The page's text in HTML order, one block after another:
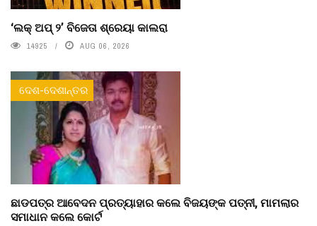
‘ଲକ୍ ଅପ୍ ୨’ ବିଜେତା ଶ୍ରେୟା କାଲରା
14925 AUG 06, 2026
ଦେଶ-ଦେଶାନ୍ତର
ଛାଡପତ୍ର ଆବେଦନ ପ୍ରତ୍ୟାହାର କଲେ ବିଜୟଙ୍କ ପତ୍ନୀ, ମାମଲାର
ସମାଧାନ କଲେ କୋର୍ଟ